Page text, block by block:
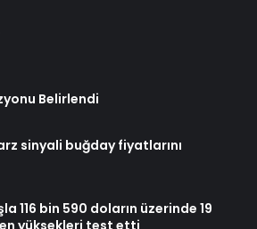
Belirlendi
sinyali buğday fiyatlarını
116 bin 590 doların üzerinde 19
en yüksekleri test etti